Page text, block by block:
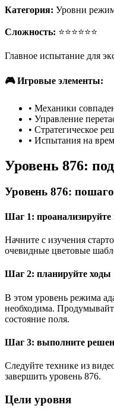
Категория: Уровни
Сложность: ⭐⭐⭐⭐⭐⭐
Главное испытание для
🎮 Игровые элементы:
• Механики
• Управление
• Стратегическое
• Испытания на
Уровень 876:
Уровень 876:
Шаг 1: проанализируйте
Начните с изучения
очевидные цветовые
Шаг 2: планируйте ходы
В этом уровень режима
необходима.
состояние поля.
Шаг 3: выполните
Следуйте технике из
завершить уровень 876.
Цели уровня